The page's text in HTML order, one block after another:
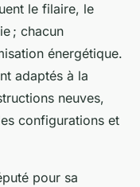
le filaire, le
; chacun
énergétique.
adaptés à la
neuves,
configurations et
pour sa